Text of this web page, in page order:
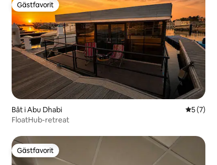
Gästfavorit
Gästfavorit
Båt i Abu Dhabi 5 av 5 i
5 (7)
FloatHub-retreat
Gästfavorit
Gästfavorit